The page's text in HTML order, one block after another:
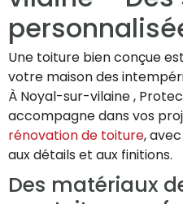
Une toiture bien conçue
votre maison des
À Noyal-sur-vilaine ,
accompagne dans vos
rénovation de toiture,
aux détails et aux finitions.
Des matériaux